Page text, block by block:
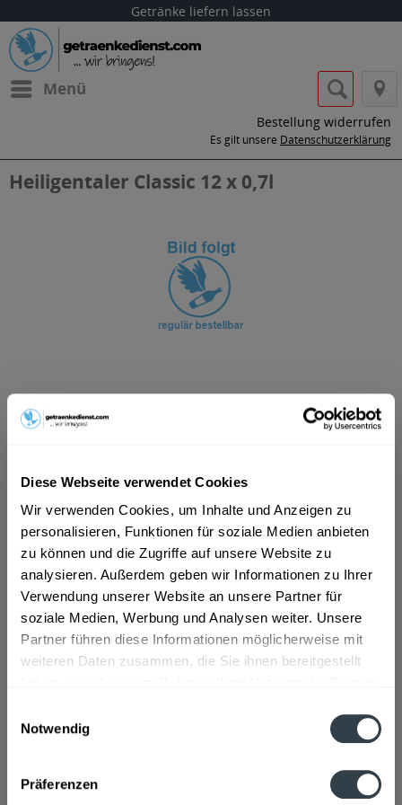
Diese Webseite verwendet Cookies
Wir verwenden Cookies, um Inhalte und Anzeigen zu
personalisieren, Funktionen für soziale Medien anbieten
zu können und die Zugriffe auf unsere Website zu
analysieren. Außerdem geben wir Informationen zu Ihrer
Verwendung unserer Website an unsere Partner für
soziale Medien, Werbung und Analysen weiter. Unsere
Partner führen diese Informationen möglicherweise mit
weiteren Daten zusammen, die Sie ihnen bereitgestellt
Notwendig
Präferenzen
Getränke liefern lassen
Menü
Bestellung widerrufen
Es gilt unsere Datenschutzerklärung
Heiligentaler Classic 12 x 0,7l
inkl. MwSt.ggf. zzgl. Erschwerniszuschlag
Vorrätig
MEHRWEG
+3,30 € Pfand
In den Warenkorb
Artikel-Nr.:
mehr